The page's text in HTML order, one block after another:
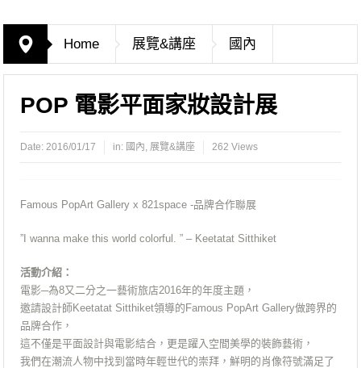
Home 展覽&講座 國內
POP 電影平面家妝設計展
Date:2016/01/17 in: 國內, 展覽&講座 262 Views
Famous PopArt Gallery x 821space -品牌合作聯展
”I wanna make this world colorful. ” – Keetatat Sitthiket
活動介紹：
電影─為8又二分之一藝術旅店2016年的年度主題，
邀請設計師Keetatat Sitthiket領導的Famous PopArt Gallery做跨界的
品牌合作，
這不僅是平面設計與電影結合，更是躍入空間美學的裝飾藝術，
我們在潮流人物中找到當時年輕世代的崇拜，鮮明的肖像符號滿足了